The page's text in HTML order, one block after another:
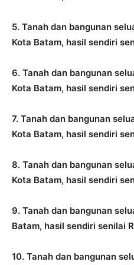
5. Tanah dan bangunan
Kota Batam, hasil sendiri
6. Tanah dan bangunan
Kota Batam, hasil sendiri
7. Tanah dan bangunan
Kota Batam, hasil sendiri
8. Tanah dan bangunan
Kota Batam, hasil sendiri
9. Tanah dan bangunan
Batam, hasil sendiri senilai
10. Tanah dan bangunan